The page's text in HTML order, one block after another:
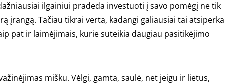
ilgainiui pradeda investuoti į savo pomėgį ne tik
įrangą. Tačiau tikrai verta, kadangi galiausiai tai atsiperka
pat ir laimėjimais, kurie suteikia daugiau pasitikėjimo
mišku. Vėlgi, gamta, saulė, net jeigu ir lietus,